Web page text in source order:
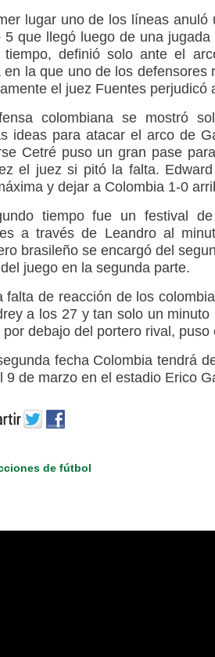
lugar uno de los líneas anuló
5 que llegó luego de una
tiempo, definió solo ante el
en la que uno de los
el juez Fuentes perjudicó
colombiana se mostró
ideas para atacar el arco de
Cetré puso un gran pase
el juez si pitó la falta.
y dejar a Colombia 1-0
tiempo fue un festival
a través de Leandro al
brasileño se encargó del
del juego en la segunda parte.
falta de reacción de los
a los 27 y tan solo un
por debajo del portero rival,
fecha Colombia tendrá
9 de marzo en el estadio Erico
de fútbol